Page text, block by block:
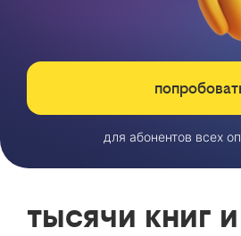
для абонентов всех
тысячи книг и